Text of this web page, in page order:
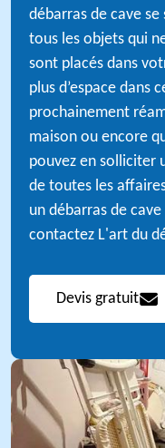
débarras de cave se
tous les objets qui
sont placés dans
plus d’espace dans
prochainement
maison ou encore
pouvez en solliciter
de toutes les
un débarras de
contactez L'art du
Devis gratuit